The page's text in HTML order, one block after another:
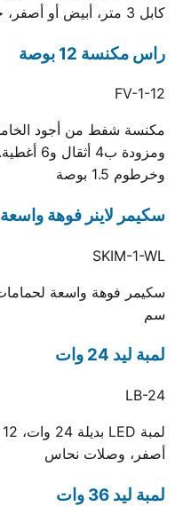
كابل 3 متر، أبيض أو أصفر، حماية IP68
راس مكنسة 12 بوصة
FV-1-12
وخرطوم 1.5 بوصة
سكيمر لاينر فوهة واسعة
SKIM-1-WL
سم
لمبة ليد 24 وات
LB-24
أصفر، وصلات نحاس
لمبة ليد 36 وات